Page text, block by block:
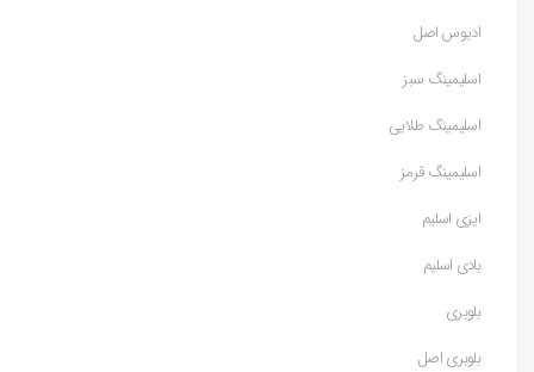
ادیوس اصل
اسلیمینگ سبز
اسلیمینگ طلایی
اسلیمینگ قرمز
ایزی اسلیم
بادی اسلیم
بلوبری
بلوبری اصل